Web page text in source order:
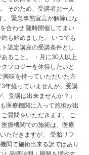
そのため、受講者お一人
。 緊急事態宣言が解除にな
合わせ 随時開催してまい
も始めました。 いつでも
認定講座の受講条件とし
ること。 ・月に30人以上
ソロジーを体得したいと
興味を持っていただいた方
年経っていませんが、受講
受講は出来ませんか？」
医療機関に入って施術が出
質問をいただきます。 ご
療機関での施術は、医療
ただきますが、 受胎リフ
関で施術出来る訳ではあり